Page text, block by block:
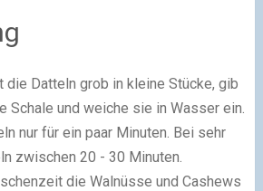
die Datteln grob in kleine Stücke, gib
Schale und weiche sie in Wasser ein.
nur für ein paar Minuten. Bei sehr
zwischen 20 - 30 Minuten.
die Walnüsse und Cashews